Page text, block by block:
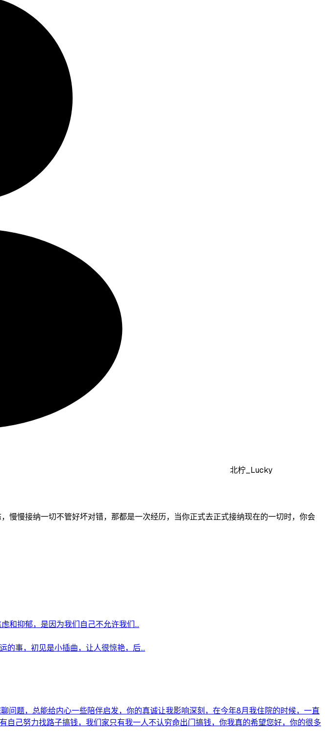
北柠_Lucky
慢慢接纳一切不管好坏对错，那都是一次经历，当你正式去正式接纳现在的一切时，你会
和抑郁，是因为我们自己不允许我们...
的事，初见是小插曲，让人很惊艳，后...
问题，总能给内心一些陪伴启发，你的真诚让我影响深刻，在今年8月我住院的时候，一直
己努力找路子搞钱，我们家只有我一人不认穷命出门搞钱，你我真的希望您好，你的很多